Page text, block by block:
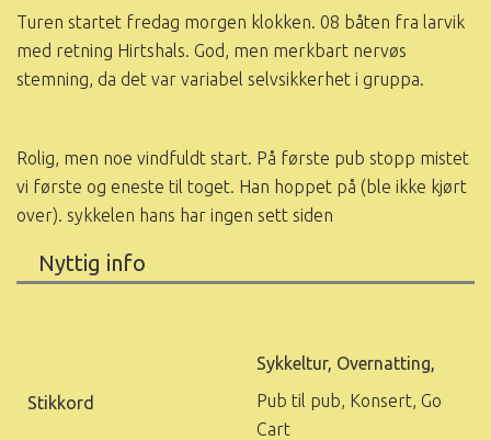
Turen startet fredag morgen klokken. 08 båten fra larvik
med retning Hirtshals. God, men merkbart nervøs
stemning, da det var variabel selvsikkerhet i gruppa.
Rolig, men noe vindfuldt start. På første pub stopp mistet
vi første og eneste til toget. Han hoppet på (ble ikke kjørt
over). sykkelen hans har ingen sett siden
Nyttig info
Stikkord
Sykkeltur, Overnatting,
Pub til pub, Konsert, Go
Cart